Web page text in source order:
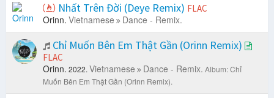
Nhất Trên Đời (Deye Remix) FLAC
Orinn. Vietnamese Dance - Remix.
Chỉ Muốn Bên Em Thật Gần (Orinn Remix)
FLAC
Orinn. 2022. Vietnamese Dance - Remix. Album: Chỉ
Muốn Bên Em Thật Gần (Orinn Remix).